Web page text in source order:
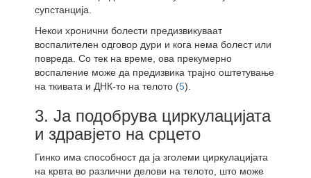
супстанција.
Некои хронични болести предизвикуваат
воспалителен одговор дури и кога нема болест или
повреда. Со тек на време, ова прекумерно
воспаление може да предизвика трајно оштетување
на ткивата и ДНК-то на телото (5).
3. Ја подобрува циркулацијата
и здравјето на срцето
Гинко има способност да ја зголеми циркулацијата
на крвта во различни делови на телото, што може